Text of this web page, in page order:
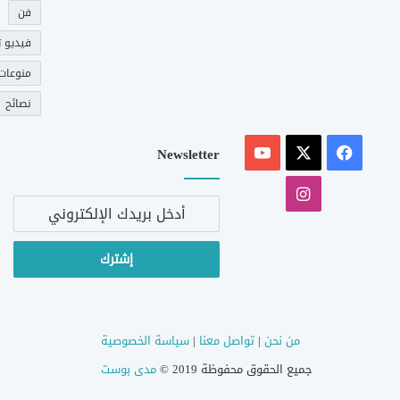
فن
فيديو
نصائح
فيسبوك
‫YouTube
انستقرام
Newsletter
أدخل
الإلكتروني
من نحن |تواصل معنا |سياسة الخصوصية
جميع الحقوق محفوظة 2019 ©
مدى بوست